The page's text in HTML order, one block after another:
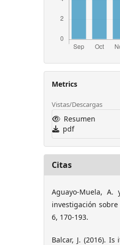
Metrics
Vistas/Descargas
Resumen
pdf
Citas
Aguayo-Muela, A.
investigación
6, 170-193.
Balcar, J. (2016).